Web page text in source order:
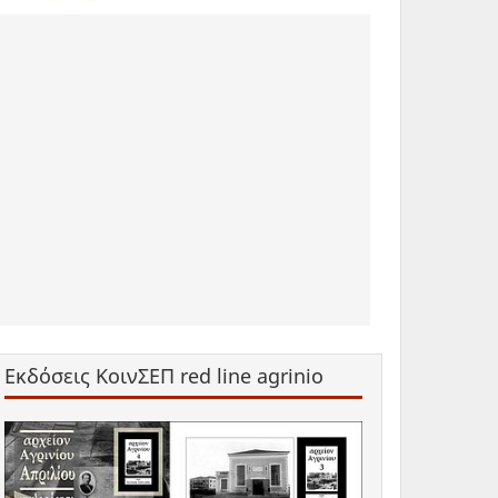
Εκδόσεις ΚοινΣΕΠ red line agrinio